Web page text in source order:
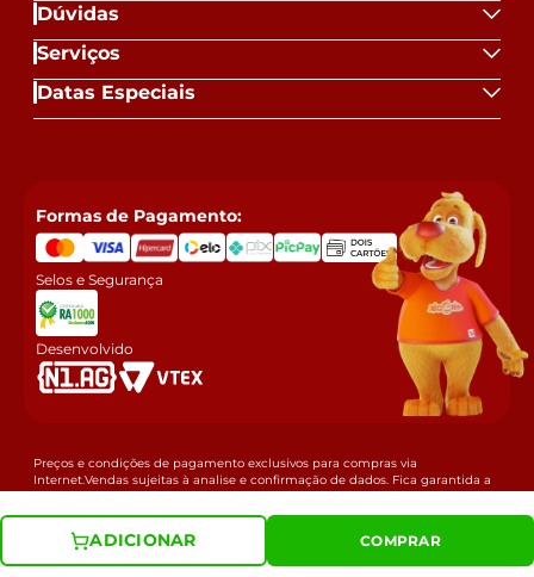
ADICIONAR COMPRAR
Dúvidas
Serviços
Datas Especiais
Formas de Pagamento:
Selos e Segurança
Desenvolvido
Preços e condições de pagamento exclusivos para compras via
Internet.Vendas sujeitas à analise e confirmação de dados. Fica garantida a
empresa a eventual retificação das ofertas e erros de digitação que possam
ter sido veiculados, podendo ser estornado a compra. MERCADOMÓVEIS
LTDA / CNPJ: 77.500.049/0084-65 Rua Victor Meirelles - Ronda, 288 - CEP:
84051300 - Ponta Grossa - PR
© Copyright 2025